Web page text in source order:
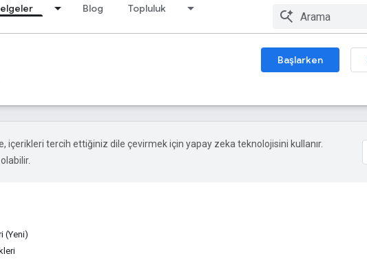
Blog Topluluk
Başlarken
içerikleri tercih ettiğiniz dile çevirmek için yapay zeka teknolojisini kullanır.
(Yeni)